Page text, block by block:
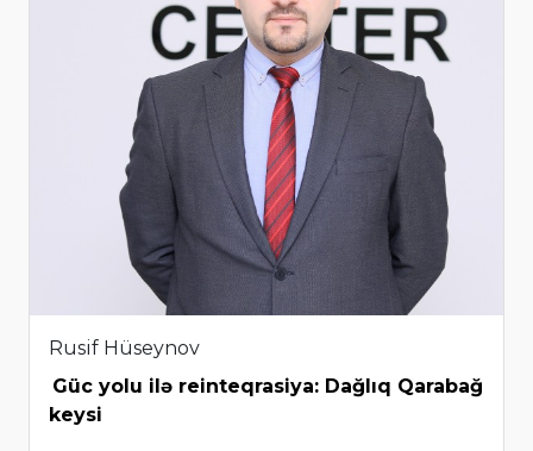
Rusif Hüseynov
Güc yolu ilə reinteqrasiya: Dağlıq Qarabağ
keysi